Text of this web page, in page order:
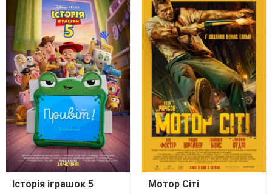
Історія іграшок 5 Мотор Сіті